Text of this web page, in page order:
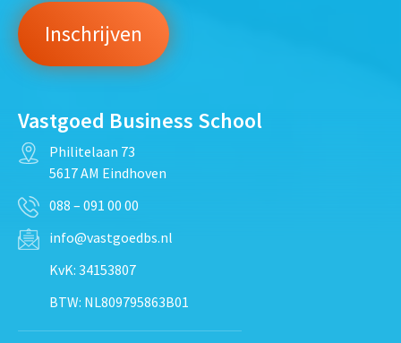
Vastgoed Business School
Philitelaan 73
5617 AM Eindhoven
088 – 091 00 00
info@vastgoedbs.nl
KvK: 34153807
BTW: NL809795863B01